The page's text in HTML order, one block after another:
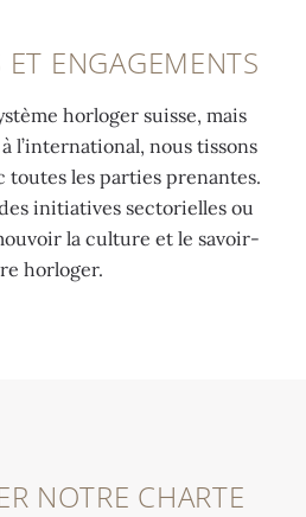
ET ENGAGEMENTS
horloger suisse, mais
l’international, nous tissons
toutes les parties prenantes.
initiatives sectorielles ou
la culture et le savoir-
horloger.
NOTRE CHARTE